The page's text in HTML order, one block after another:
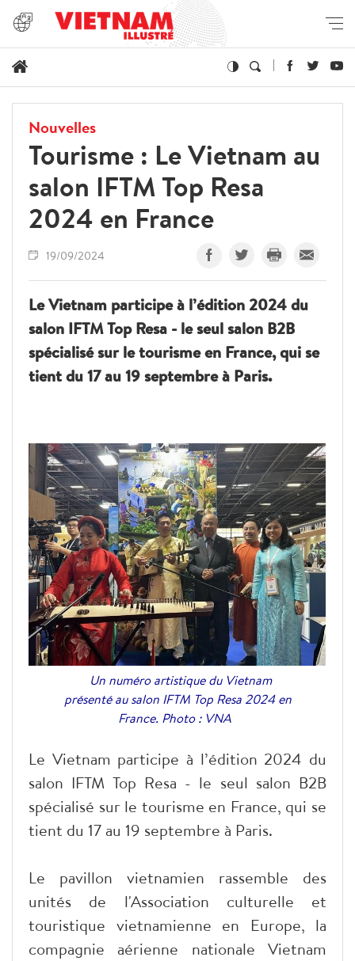
Nouvelles
Tourisme : Le Vietnam au
salon IFTM Top Resa
2024 en France
19/09/2024
Le Vietnam participe à l’édition 2024 du
salon IFTM Top Resa - le seul salon B2B
spécialisé sur le tourisme en France, qui se
tient du 17 au 19 septembre à Paris.
Un numéro artistique du Vietnam
présenté au salon IFTM Top Resa 2024 en
France. Photo : VNA
Le Vietnam participe à l’édition 2024 du
salon IFTM Top Resa - le seul salon B2B
spécialisé sur le tourisme en France, qui se
tient du 17 au 19 septembre à Paris.
Le pavillon vietnamien rassemble des
unités de l'Association culturelle et
touristique vietnamienne en Europe, la
compagnie aérienne nationale Vietnam